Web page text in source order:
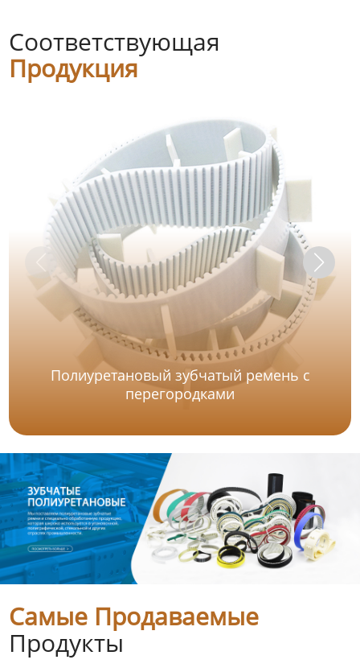
Соответствующая
Продукция
Полиуретановый зубчатый ремень с
перегородками
Самые Продаваемые
Продукты